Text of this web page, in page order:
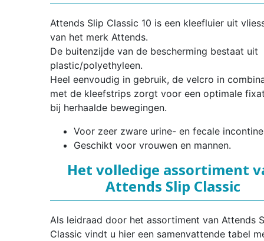
Attends Slip Classic 10 is een kleefluier uit
van het merk Attends.
De buitenzijde van de bescherming bestaat uit
plastic/polyethyleen.
Heel eenvoudig in gebruik, de velcro in
met de kleefstrips zorgt voor een optimale
bij herhaalde bewegingen.
Voor zeer zware urine- en fecale
Geschikt voor vrouwen en mannen.
Het volledige assortiment
Attends Slip Classic
Als leidraad door het assortiment van Attends
Classic vindt u hier een samenvattende tabel